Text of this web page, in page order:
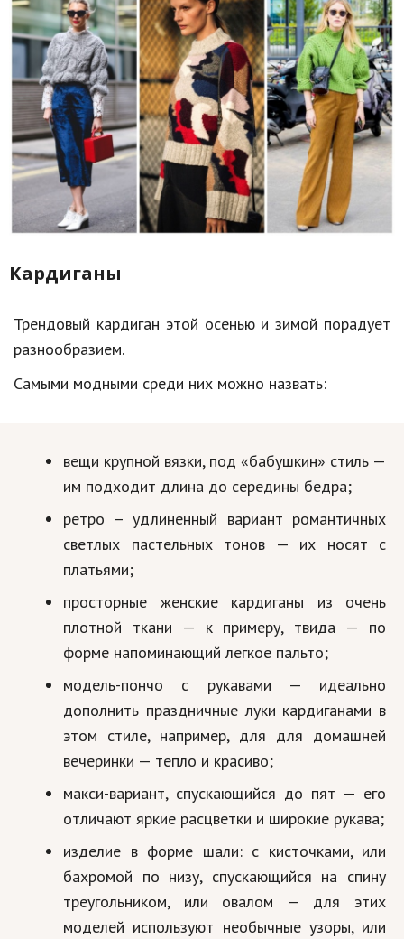
Кардиганы
Трендовый кардиган этой осенью и зимой порадует
разнообразием.
Самыми модными среди них можно назвать:
вещи крупной вязки, под «бабушкин» стиль —
им подходит длина до середины бедра;
ретро – удлиненный вариант романтичных
светлых пастельных тонов — их носят с
платьями;
просторные женские кардиганы из очень
плотной ткани — к примеру, твида — по
форме напоминающий легкое пальто;
модель-пончо с рукавами — идеально
дополнить праздничные луки кардиганами в
этом стиле, например, для для домашней
вечеринки — тепло и красиво;
макси-вариант, спускающийся до пят — его
отличают яркие расцветки и широкие рукава;
изделие в форме шали: с кисточками, или
бахромой по низу, спускающийся на спину
треугольником, или овалом — для этих
моделей используют необычные узоры, или